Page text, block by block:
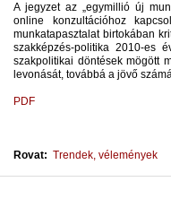
A jegyzet az „egymillió új
online konzultációhoz
munkatapasztalat birtokában
szakképzés-politika 2010-es
szakpolitikai döntések mögött
levonását, továbbá a jövő
PDF
Rovat: Trendek, vélemények